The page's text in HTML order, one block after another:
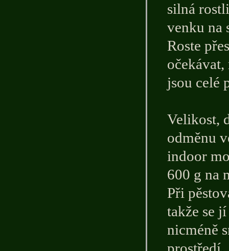
silná
venku na
Roste
očekávat,
jsou celé
Velikost,
odměnu
indoor
600 g na
Při
takže se
nicméně